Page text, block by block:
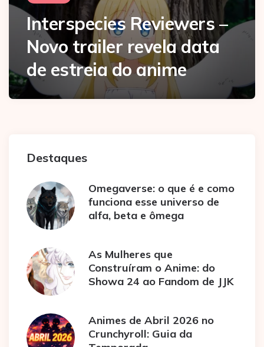
Interspecies Reviewers –
Novo trailer revela data
de estreia do anime
Destaques
Omegaverse: o que é e como
funciona esse universo de
alfa, beta e ômega
As Mulheres que
Construíram o Anime: do
Showa 24 ao Fandom de JJK
Animes de Abril 2026 no
Crunchyroll: Guia da